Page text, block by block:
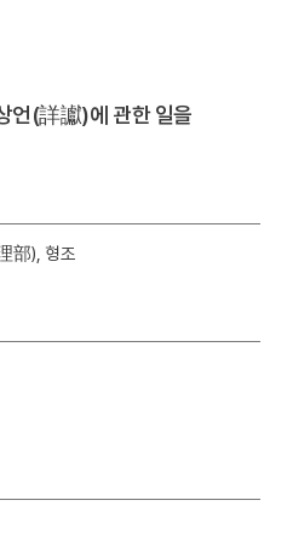
언(詳讞)에 관한 일을
部), 형조